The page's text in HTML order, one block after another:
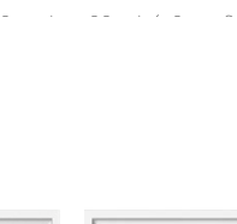
মিরর ফ্ল্যাট হেড সিডি প্যাটার্ন অডিও স্ক্রু চীনে